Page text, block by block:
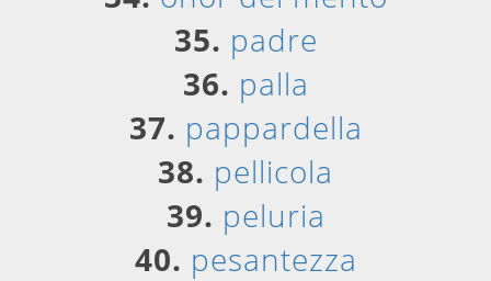
35. padre
36. palla
37. pappardella
38. pellicola
39. peluria
40. pesantezza